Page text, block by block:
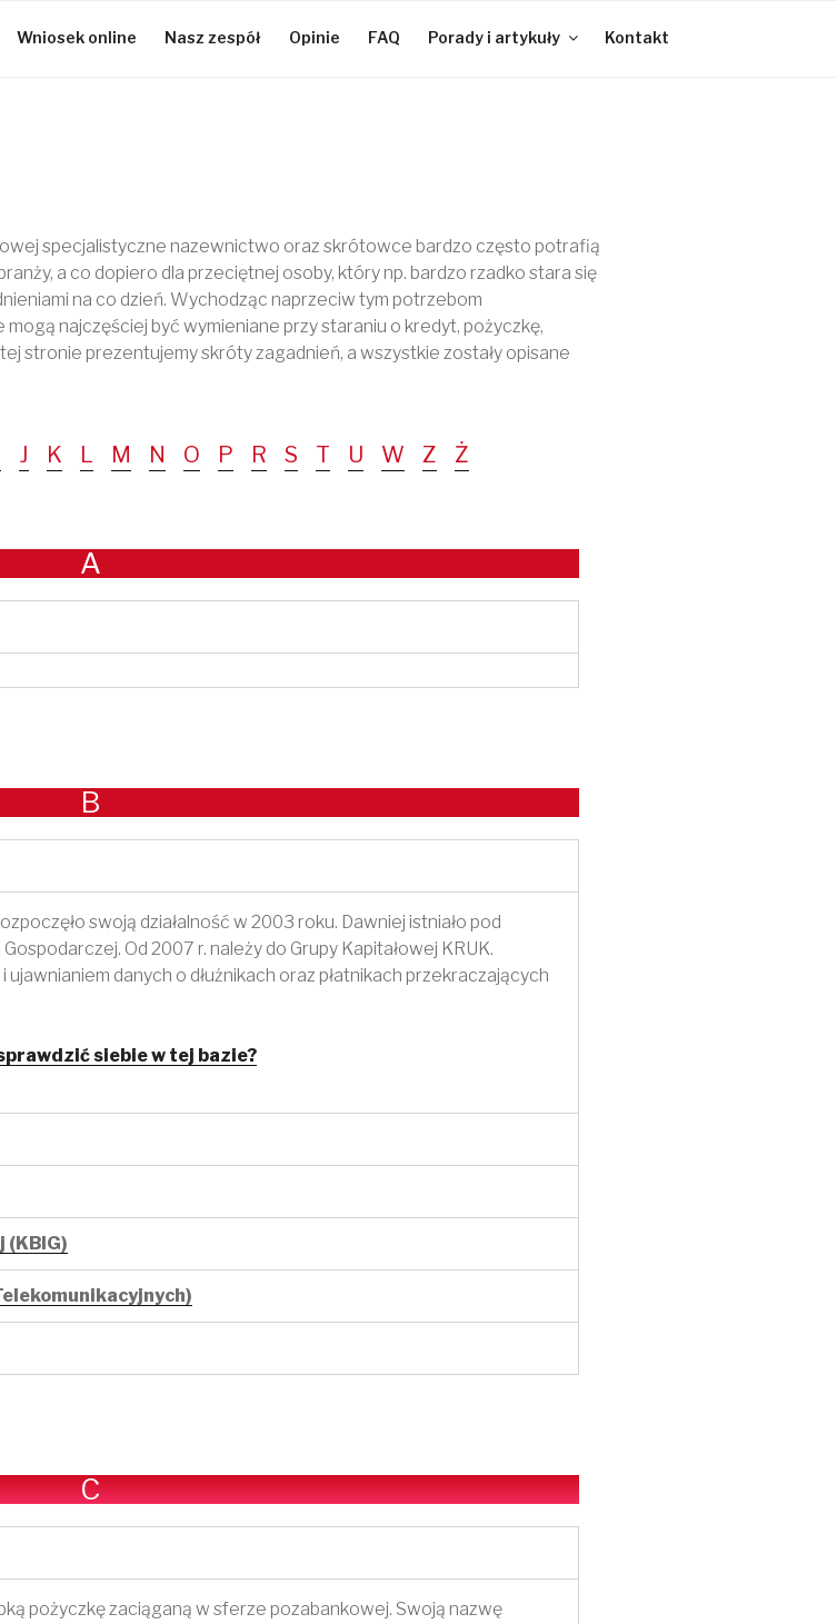
Wniosek online Nasz zespół Opinie FAQ Porady i artykuły Kontakt
specjalistyczne nazewnictwo oraz skrótowce bardzo często potrafią
a co dopiero dla przeciętnej osoby, który np. bardzo rzadko stara się
na co dzień. Wychodząc naprzeciw tym potrzebom
najczęściej być wymieniane przy staraniu o kredyt, pożyczkę,
stronie prezentujemy skróty zagadnień, a wszystkie zostały opisane
J K L M N O P R S T U W Z Ż
A
B
swoją działalność w 2003 roku. Dawniej istniało pod
Od 2007 r. należy do Grupy Kapitałowej KRUK.
danych o dłużnikach oraz płatnikach przekraczających
siebie w tej bazie?
(KBIG)
C
pożyczkę zaciąganą w sferze pozabankowej. Swoją nazwę